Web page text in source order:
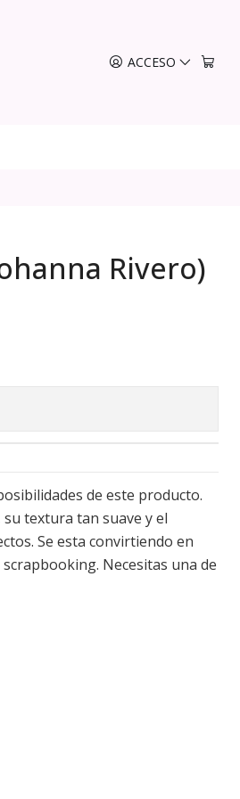
ACCESO
Rivero)
de este producto.
textura tan suave y el
Se esta convirtiendo en
Necesitas una de